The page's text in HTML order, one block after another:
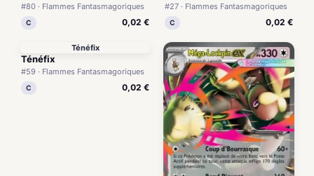
#80 · Flammes Fantasmagoriques
C 0,02 €
#27 · Flammes Fantasmagoriques
C 0,02 €
Ténéfix
Ténéfix
#59 · Flammes Fantasmagoriques
C 0,02 €